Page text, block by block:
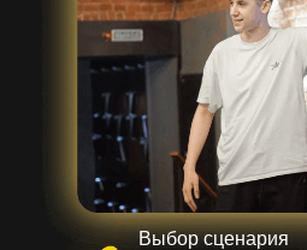
Выбор сценария